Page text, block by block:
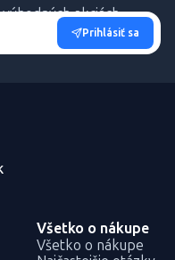
akciách.
Prihlásiť sa
Všetko o nákupe
Všetko o nákupe